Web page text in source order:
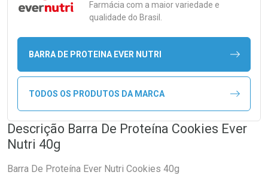
Farmácia com a maior variedade e
qualidade do Brasil.
BARRA DE PROTEINA EVER NUTRI
TODOS OS PRODUTOS DA MARCA
Descrição Barra De Proteína Cookies Ever
Nutri 40g
Barra De Proteína Ever Nutri Cookies 40g